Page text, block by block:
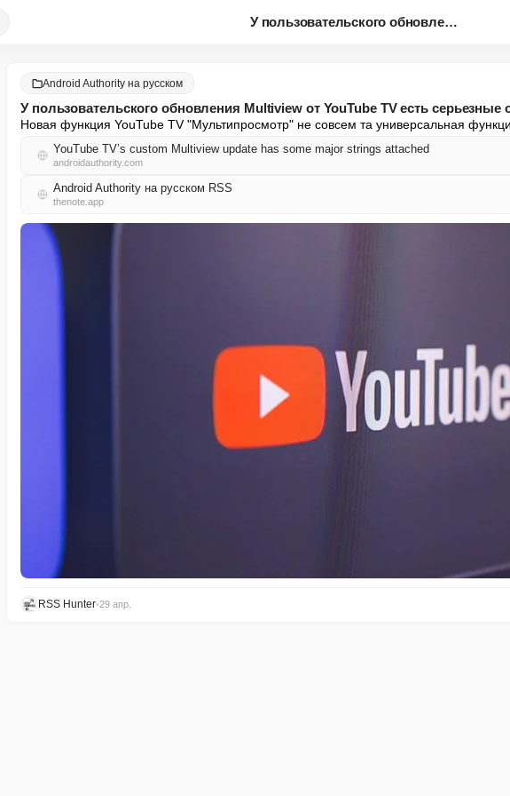
У пользовательского обновления...
Android Authority на русском
У пользовательского обновления Multiview от YouTube TV есть серьезные
Новая функция YouTube TV "Мультипросмотр" не совсем та универсальная
YouTube TV’s custom Multiview update has some major strings attached
androidauthority.com
Android Authority на русском RSS
thenote.app
RSS Hunter•29 апр.